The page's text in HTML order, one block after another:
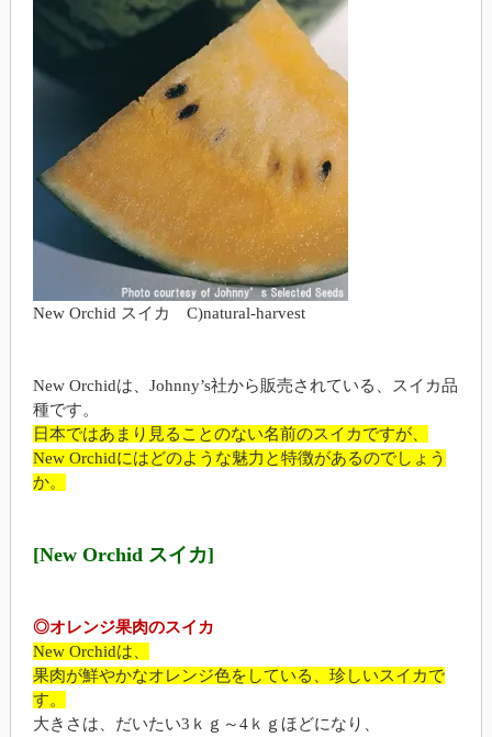
New Orchid スイカ C)natural-harvest
New Orchidは、Johnny’s社から販売されている、スイカ品
種です。
日本ではあまり見ることのない名前のスイカですが、
New Orchidにはどのような魅力と特徴があるのでしょう
か。
[New Orchid スイカ]
◎オレンジ果肉のスイカ
New Orchidは、
果肉が鮮やかなオレンジ色をしている、珍しいスイカで
す。
大きさは、だいたい3ｋｇ～4ｋｇほどになり、